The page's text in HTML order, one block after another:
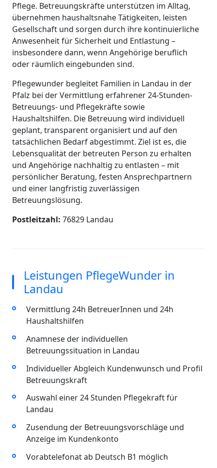
Pflege. Betreuungskräfte unterstützen im Alltag,
übernehmen haushaltsnahe Tätigkeiten, leisten
Gesellschaft und sorgen durch ihre kontinuierliche
Anwesenheit für Sicherheit und Entlastung –
insbesondere dann, wenn Angehörige beruflich
oder räumlich eingebunden sind.
Pflegewunder begleitet Familien in Landau in der
Pfalz bei der Vermittlung erfahrener 24-Stunden-
Betreuungs- und Pflegekräfte sowie
Haushaltshilfen. Die Betreuung wird individuell
geplant, transparent organisiert und auf den
tatsächlichen Bedarf abgestimmt. Ziel ist es, die
Lebensqualität der betreuten Person zu erhalten
und Angehörige nachhaltig zu entlasten – mit
persönlicher Beratung, festen Ansprechpartnern
und einer langfristig zuverlässigen
Betreuungslösung.
Postleitzahl: 76829 Landau
Leistungen PflegeWunder in
Landau
Vermittlung 24h BetreuerInnen und 24h
Haushaltshilfen
Anamnese der individuellen
Betreuungssituation in Landau
Individueller Abgleich Kundenwunsch und Profil
Betreuungskraft
Auswahl einer 24 Stunden Pflegekraft für
Landau
Zusendung der Betreuungsvorschläge und
Anzeige im Kundenkonto
Vorabtelefonat ab Deutsch B1 möglich